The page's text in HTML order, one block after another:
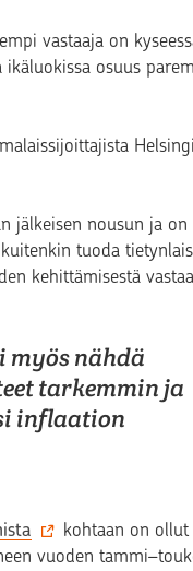
vastaaja on
osuus
jälkeisen nousun ja
tuoda
kehittämisestä
nähdä
tarkemmin ja
inflaation
kohtaan on ollut
vuoden